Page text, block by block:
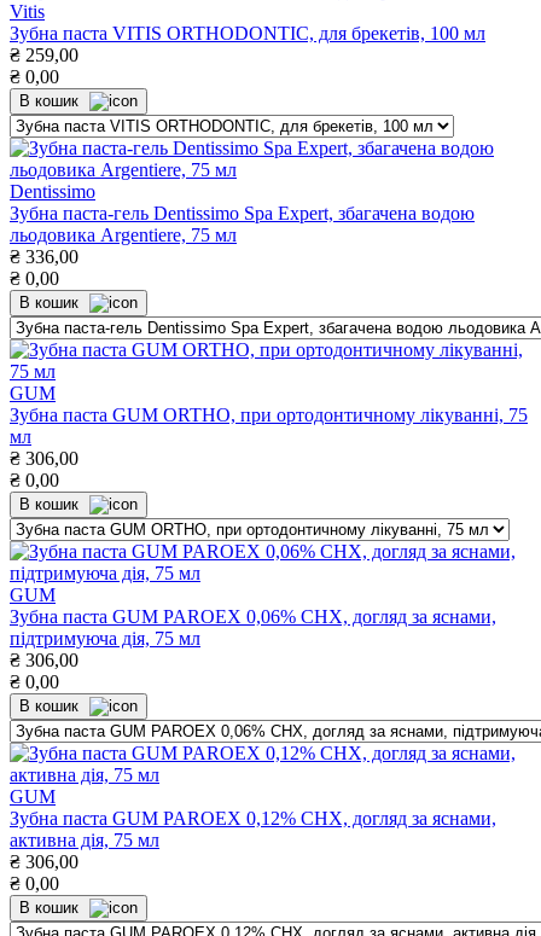
Vitis
Зубна паста VITIS ORTHODONTIC, для брекетів, 100 мл
₴ 259,00
₴ 0,00
В кошик
Dentissimo
Зубна паста-гель Dentissimo Spa Expert, збагачена водою
льодовика Argentiere, 75 мл
₴ 336,00
₴ 0,00
В кошик
GUM
Зубна паста GUM ORTHO, при ортодонтичному лікуванні, 75
мл
₴ 306,00
₴ 0,00
В кошик
GUM
Зубна паста GUM PAROEX 0,06% СНХ, догляд за яснами,
підтримуюча дія, 75 мл
₴ 306,00
₴ 0,00
В кошик
GUM
Зубна паста GUM PAROEX 0,12% СНХ, догляд за яснами,
активна дія, 75 мл
₴ 306,00
₴ 0,00
В кошик